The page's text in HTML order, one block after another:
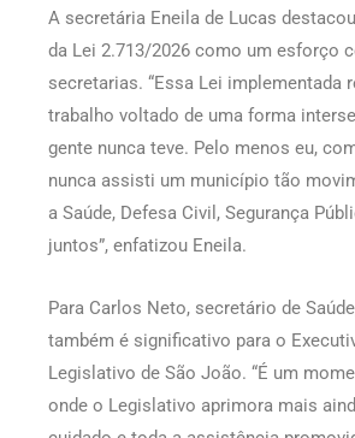
A secretária Eneila de Lucas
da Lei 2.713/2026 como um esforço
secretarias. “Essa Lei implementada
trabalho voltado de uma forma
gente nunca teve. Pelo menos eu,
nunca assisti um município tão
a Saúde, Defesa Civil, Segurança
juntos”, enfatizou Eneila.
Para Carlos Neto, secretário de
também é significativo para o
Legislativo de São João. “É um
onde o Legislativo aprimora mais